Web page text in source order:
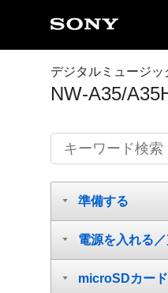
デジタルミュージッ
NW-A35/
準備する
電源を入れる
microSDカー